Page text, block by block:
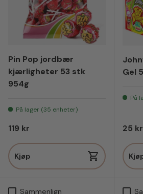
Pin Pop jordbær
kjærligheter 53 stk
954g
På lager (35 enheter)
Vanlig pris
119 kr
Kjøp
Gel
På
25 kr
Sammenlign